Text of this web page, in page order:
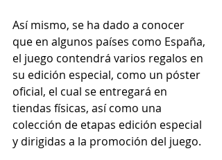
Así mismo, se ha dado a conocer
que en algunos países como España,
el juego contendrá varios regalos en
su edición especial, como un póster
oficial, el cual se entregará en
tiendas físicas, así como una
colección de etapas edición especial
y dirigidas a la promoción del juego.